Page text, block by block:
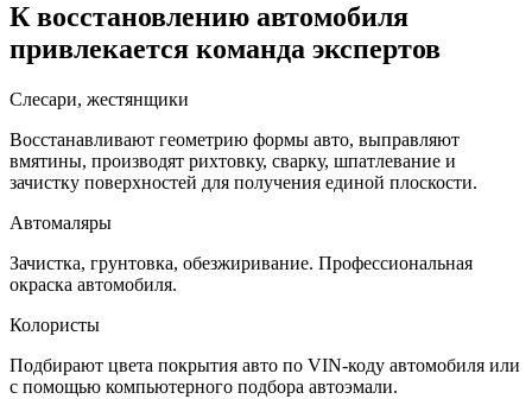
К восстановлению автомобиля
привлекается команда экспертов
Слесари, жестянщики
Восстанавливают геометрию формы авто, выправляют
вмятины, производят рихтовку, сварку, шпатлевание и
зачистку поверхностей для получения единой плоскости.
Автомаляры
Зачистка, грунтовка, обезжиривание. Профессиональная
окраска автомобиля.
Колористы
Подбирают цвета покрытия авто по VIN-коду автомобиля или
с помощью компьютерного подбора автоэмали.